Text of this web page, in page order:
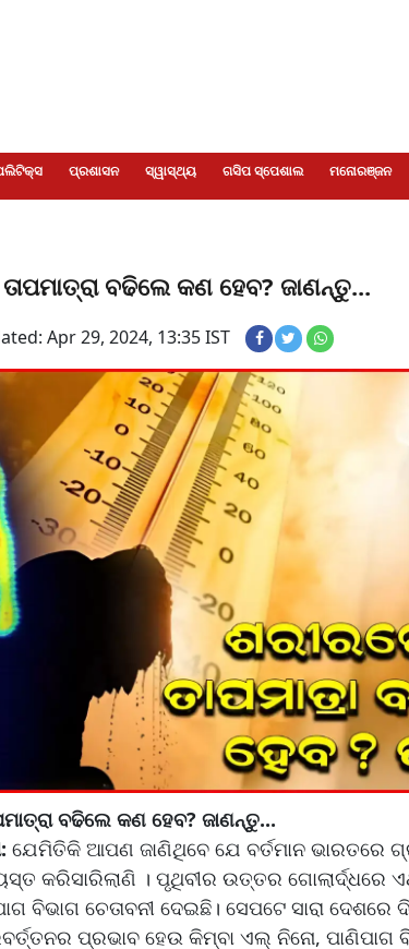
ପ୍ରଶାସନ ସ୍ୱାସ୍ଥ୍ୟ ଗସିପ ସ୍ପେଶାଲ ମନୋରଞ୍ଜନ
ବଢିଲେ କଣ ହେବ? ଜାଣନ୍ତୁ...
Apr 29, 2024, 13:35 IST
ବଢିଲେ କଣ ହେବ? ଜାଣନ୍ତୁ...
ଯେମିତିକି ଆପଣ ଜାଣିଥିବେ ଯେ ବର୍ତମାନ ଭାରତରେ
କରିସାରିଲାଣି । ପୃଥିବୀର ଉତ୍ତର ଗୋଲାର୍ଦ୍ଧରେ
ବିଭାଗ ଚେତାବନୀ ଦେଇଛି। ସେପଟେ ସାରା ଦେଶରେ
ପ୍ରଭାବ ହେଉ କିମ୍ବା ଏଲ୍ ନିନୋ, ପାଣିପାଗ